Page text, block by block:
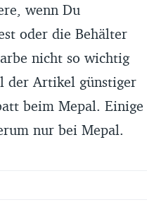
wenn Du
oder die Behälter
nicht so wichtig
der Artikel günstiger
beim Mepal. Einige
nur bei Mepal.